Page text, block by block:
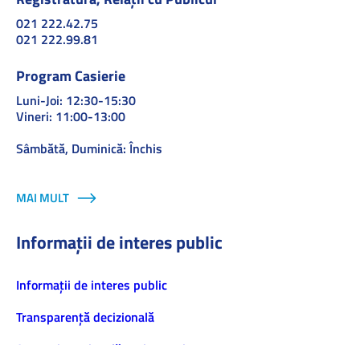
021 222.42.75
021 222.99.81
Program Casierie
Luni-Joi: 12:30-15:30
Vineri: 11:00-13:00
Sâmbătă, Duminică: Închis
MAI MULT
Informații de interes public
Informaţii de interes public
Transparență decizională